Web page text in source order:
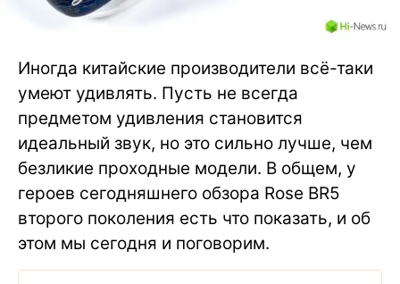
Иногда китайские производители всё-таки
умеют удивлять. Пусть не всегда
предметом удивления становится
идеальный звук, но это сильно лучше, чем
безликие проходные модели. В общем, у
героев сегодняшнего обзора Rose BR5
второго поколения есть что показать, и об
этом мы сегодня и поговорим.